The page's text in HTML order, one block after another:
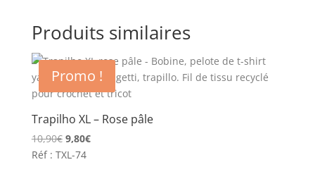
Produits similaires
Promo !
Trapilho XL – Rose pâle
10,90€ Le
prix
9,80€Le
Réf : TXL-74